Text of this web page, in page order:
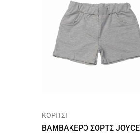
ΚΟΡΙΤΣΙ
ΒΑΜΒΑΚΕΡΟ ΣΟΡΤΣ JOYCE